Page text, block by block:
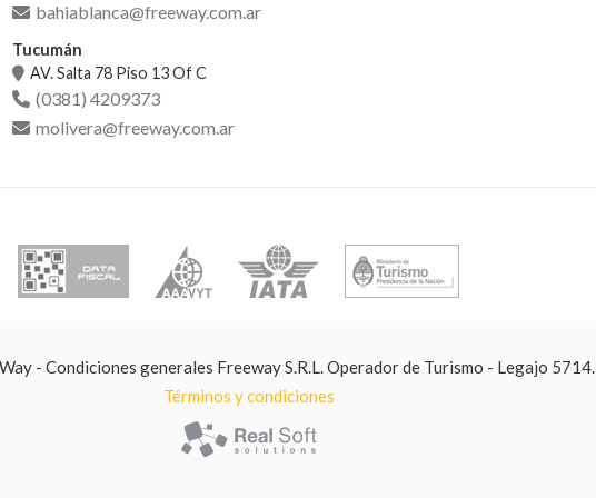
bahiablanca@freeway.com.ar
Tucumán
AV. Salta 78 Piso 13 Of C
(0381) 4209373
molivera@freeway.com.ar
- Condiciones generales Freeway S.R.L. Operador de Turismo - Legajo 5714.
Términos y condiciones